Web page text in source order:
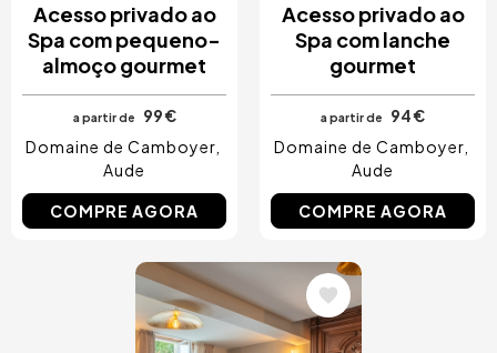
Acesso privado ao
Spa com pequeno-
almoço gourmet
a partir de
99 €
Domaine de Camboyer
Aude
COMPRE AGORA
Acesso privado ao
Spa com lanche
gourmet
a partir de
94 €
Domaine de Camboyer
Aude
COMPRE AGORA
Imagem